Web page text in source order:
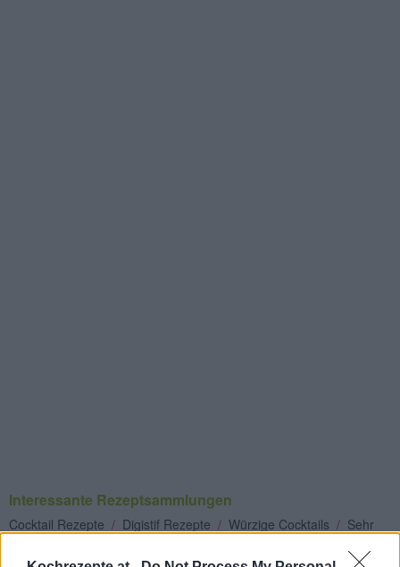
Interessante Rezeptsammlungen
Cocktail Rezepte / Digistif Rezepte / Würzige Cocktails / Sehr